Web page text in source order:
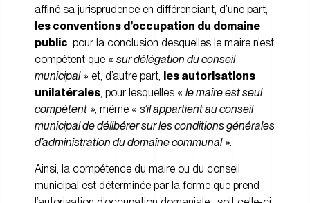
affiné sa jurisprudence en différenciant, d’une part,
les conventions d’occupation du domaine
public , pour la conclusion desquelles le maire n’est
compétent que « sur délégation du conseil
municipal» et, d’autre part, les autorisations
unilatérales , pour lesquelles « le maire est seul
compétent », même « s’il appartient au conseil
municipal de délibérer sur les conditions générales
d’administration du domaine communal».
Ainsi, la compétence du maire ou du conseil
municipal est déterminée par la forme que prend